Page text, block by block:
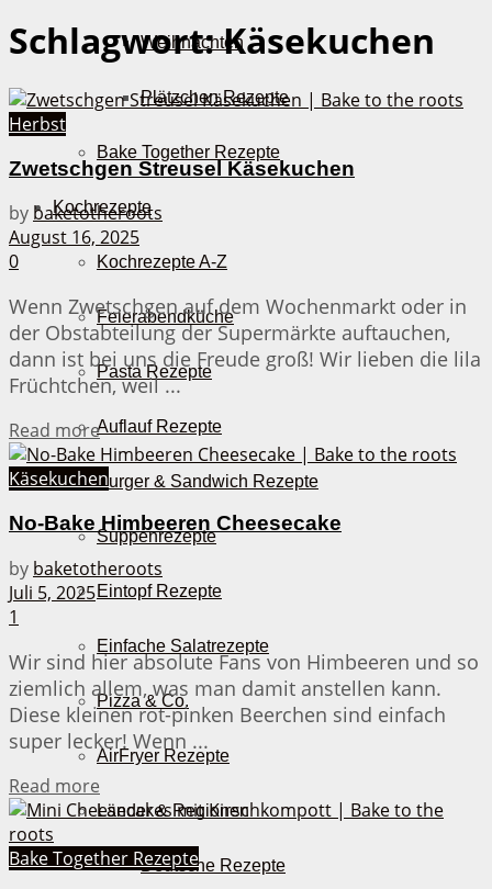
Weihnachten
Plätzchen Rezepte
Bake Together Rezepte
Kochrezepte
Kochrezepte A-Z
Feierabendküche
Pasta Rezepte
Auflauf Rezepte
Burger & Sandwich Rezepte
Suppenrezepte
Eintopf Rezepte
Einfache Salatrezepte
Pizza & Co.
AirFryer Rezepte
Länder & Regionen
Deutsche Rezepte
Schlagwort:Käsekuchen
Herbst
Zwetschgen Streusel Käsekuchen
by baketotheroots
August 16, 2025
0
Wenn Zwetschgen auf dem Wochenmarkt oder in
der Obstabteilung der Supermärkte auftauchen,
dann ist bei uns die Freude groß! Wir lieben die lila
Früchtchen, weil ...
Read moreDetails
Käsekuchen
No-Bake Himbeeren Cheesecake
by baketotheroots
Juli 5, 2025
1
Wir sind hier absolute Fans von Himbeeren und so
ziemlich allem, was man damit anstellen kann.
Diese kleinen rot-pinken Beerchen sind einfach
super lecker! Wenn ...
Read more
Bake Together Rezepte